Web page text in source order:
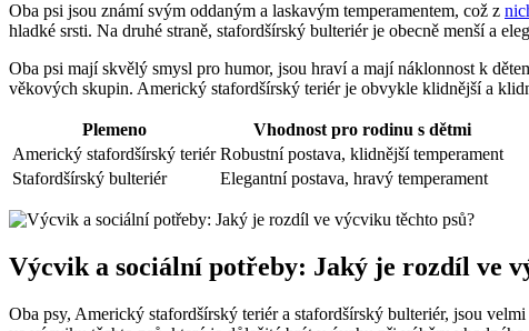
Oba psi jsou známí svým oddaným a laskavým temperamentem, což z
hladké srsti. Na druhé straně, stafordšírský bulteriér je obecně menší a
Oba psi mají skvělý smysl pro humor, jsou hraví a mají náklonnost k
věkových skupin. Americký stafordšírský teriér je obvykle klidnější a
Plemeno
Vhodnost pro rodinu s dětmi
Americký stafordšírský teriér Robustní postava, klidnější temperament
Stafordšírský bulteriér
Elegantní postava, hravý temperament
Výcvik a sociální potřeby: Jaký je rozdíl ve
Oba psy, Americký stafordšírský teriér a stafordšírský bulteriér, jsou